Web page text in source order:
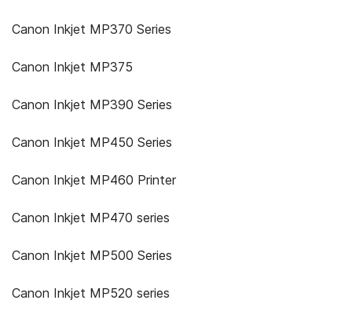
Canon Inkjet MP370 Series
Canon Inkjet MP375
Canon Inkjet MP390 Series
Canon Inkjet MP450 Series
Canon Inkjet MP460 Printer
Canon Inkjet MP470 series
Canon Inkjet MP500 Series
Canon Inkjet MP520 series